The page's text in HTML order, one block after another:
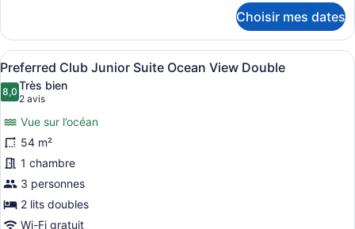
Double
Junior
Suite
Ocean
View
Double
Choisir mes dates
Afficher
toutes
les
photos
pour
ce
type
de
chambre :
Preferred
5
Preferred Club Junior Suite Ocean View Double
8,08,0 sur 10
Très bien
2 avis
(2 avis)
Vue sur l’océan
54 m²
1 chambre
3 personnes
2 lits doubles
Wi-Fi gratuit